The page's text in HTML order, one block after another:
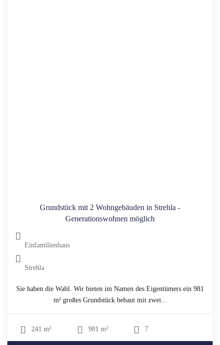
Grundstück mit 2 Wohngebäuden in Strehla -
Generationswohnen möglich
Einfamilienhaus
Strehla
Sie haben die Wahl. Wir bieten im Namen des Eigentümers ein 981
m² großes Grundstück bebaut mit zwei...
241 m² 981 m² 7